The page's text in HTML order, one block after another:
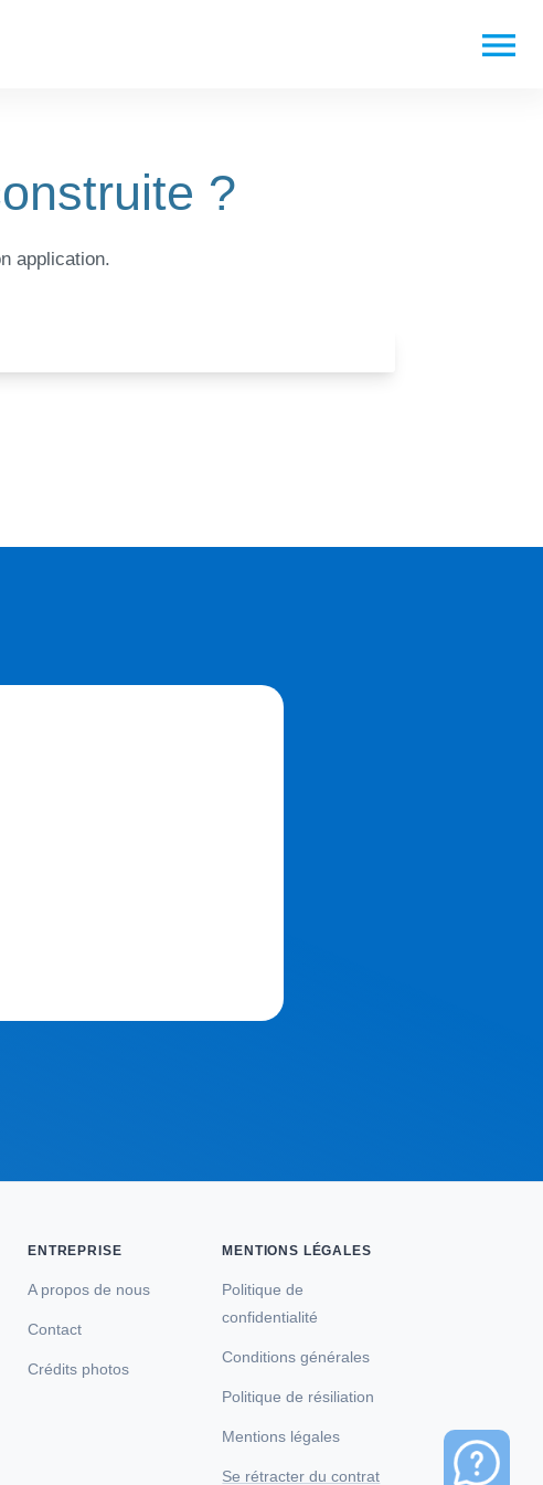
menu
?
application.
ENTREPRISE
A propos de nous
Contact
Crédits photos
MENTIONS LÉGALES
Politique de
confidentialité
Conditions générales
Politique de résiliation
Mentions légales
Se rétracter du contrat